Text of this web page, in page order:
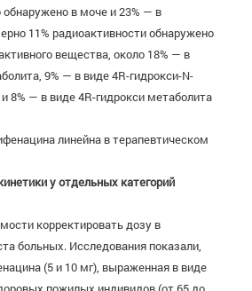
в моче и 23% — в
11% радиоактивности обнаружено
вещества, около 18% — в
9% — в виде 4R-гидрокси-N-
8% — в виде 4R-гидрокси метаболита
линейна в терапевтическом
у отдельных категорий
корректировать дозу в
больных. Исследования показали,
(5 и 10 мг), выраженная в виде